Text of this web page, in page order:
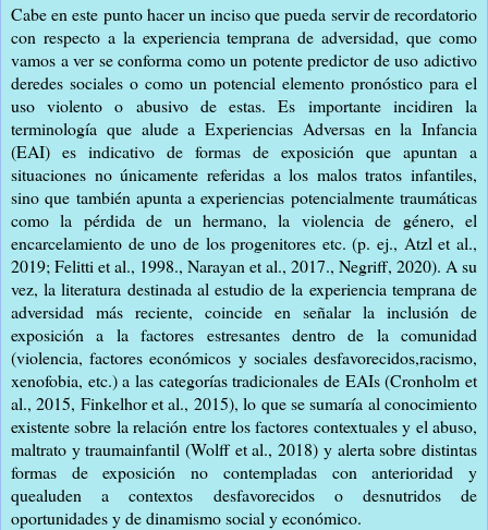
Cabe en este punto hacer un inciso que pueda servir de recordatorio
con respecto a la experiencia temprana de adversidad, que como
vamos a ver se conforma como un potente predictor de uso adictivo
deredes sociales o como un potencial elemento pronóstico para el
uso violento o abusivo de estas. Es importante incidiren la
terminología que alude a Experiencias Adversas en la Infancia
(EAI) es indicativo de formas de exposición que apuntan a
situaciones no únicamente referidas a los malos tratos infantiles,
sino que también apunta a experiencias potencialmente traumáticas
como la pérdida de un hermano, la violencia de género, el
encarcelamiento de uno de los progenitores etc. (p. ej., Atzl et al.,
2019; Felitti et al., 1998., Narayan et al., 2017., Negriff, 2020). A su
vez, la literatura destinada al estudio de la experiencia temprana de
adversidad más reciente, coincide en señalar la inclusión de
exposición a la factores estresantes dentro de la comunidad
(violencia, factores económicos y sociales desfavorecidos,racismo,
xenofobia, etc.) a las categorías tradicionales de EAIs (Cronholm et
al., 2015, Finkelhor et al., 2015), lo que se sumaría al conocimiento
existente sobre la relación entre los factores contextuales y el abuso,
maltrato y traumainfantil (Wolff et al., 2018) y alerta sobre distintas
formas de exposición no contempladas con anterioridad y
quealuden a contextos desfavorecidos o desnutridos de
oportunidades y de dinamismo social y económico.